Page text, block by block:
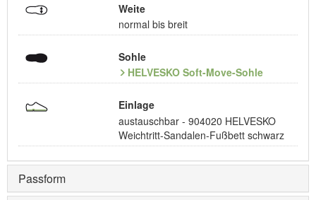
Weite
normal bis breit
Sohle
HELVESKO Soft-Move-Sohle
Einlage
austauschbar - 904020 HELVESKO
Weichtritt-Sandalen-Fußbett schwarz
Passform